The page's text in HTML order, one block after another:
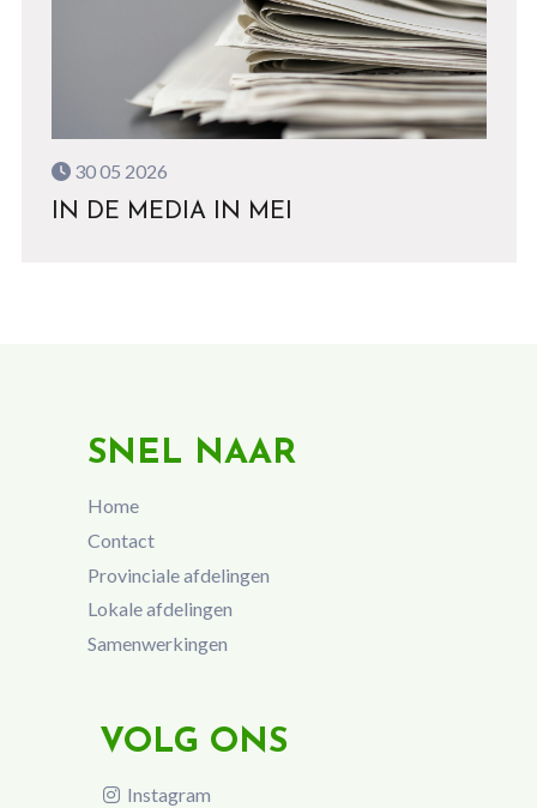
30 05 2026
IN DE MEDIA IN MEI
SNEL NAAR
Home
Contact
Provinciale afdelingen
Lokale afdelingen
Samenwerkingen
VOLG ONS
Instagram